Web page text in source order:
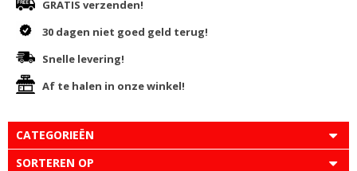
GRATIS verzenden!
30 dagen niet goed geld terug!
Snelle levering!
Af te halen in onze winkel!
CATEGORIEËN
SORTEREN OP